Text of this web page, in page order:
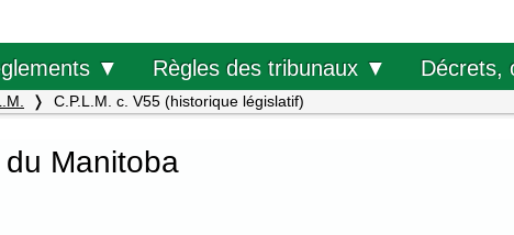
▼ Règles des tribunaux ▼ Décrets,
C.P.L.M. c. V55 (historique législatif)
Manitoba